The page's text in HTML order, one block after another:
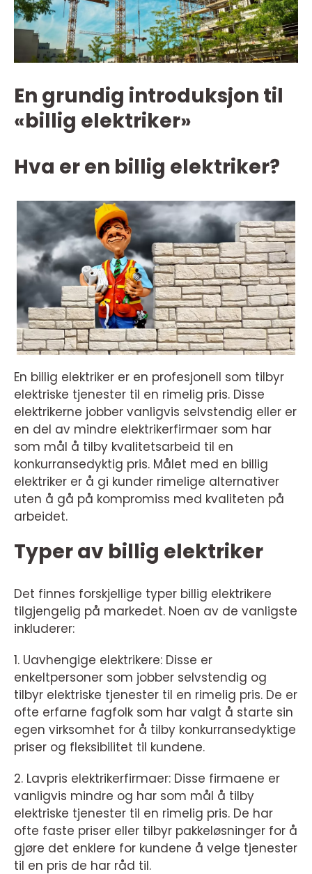
En grundig introduksjon til
«billig elektriker»
Hva er en billig elektriker?
En billig elektriker er en profesjonell som tilbyr
elektriske tjenester til en rimelig pris. Disse
elektrikerne jobber vanligvis selvstendig eller er
en del av mindre elektrikerfirmaer som har
som mål å tilby kvalitetsarbeid til en
konkurransedyktig pris. Målet med en billig
elektriker er å gi kunder rimelige alternativer
uten å gå på kompromiss med kvaliteten på
arbeidet.
Typer av billig elektriker
Det finnes forskjellige typer billig elektrikere
tilgjengelig på markedet. Noen av de vanligste
inkluderer:
1. Uavhengige elektrikere: Disse er
enkeltpersoner som jobber selvstendig og
tilbyr elektriske tjenester til en rimelig pris. De er
ofte erfarne fagfolk som har valgt å starte sin
egen virksomhet for å tilby konkurransedyktige
priser og fleksibilitet til kundene.
2. Lavpris elektrikerfirmaer: Disse firmaene er
vanligvis mindre og har som mål å tilby
elektriske tjenester til en rimelig pris. De har
ofte faste priser eller tilbyr pakkeløsninger for å
gjøre det enklere for kundene å velge tjenester
til en pris de har råd til.